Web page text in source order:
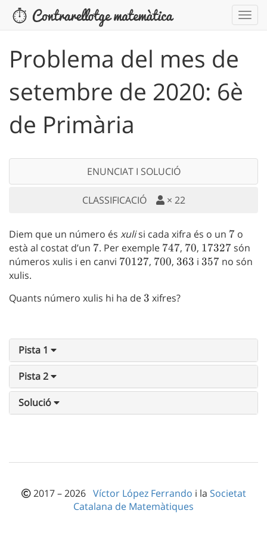
Problema del mes de
setembre de 2020: 6è
de Primària
ENUNCIAT I SOLUCIÓ
CLASSIFICACIÓ × 22
Diem que un número és xulisi cada xifra és o un 7
7 o
està al costat d’un 7
7. Per exemple 747
747, 70
70, 17327
17327són
números xulis i en canvi 70127
70127, 700
700, 363
363 i 357
357 no són
xulis.
Quants número xulis hi ha de3
3 xifres?
Pista 1
Pista 2
Solució
2017 – 2026 Víctor López Ferrando i la Societat
Catalana de Matemàtiques